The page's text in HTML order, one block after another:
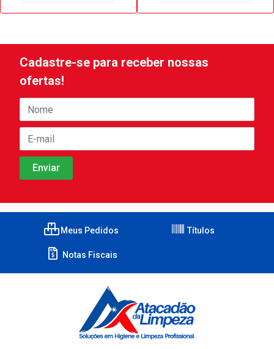
Cadastre-se para receber nossas
ofertas!
Meus Pedidos Títulos
Notas Fiscais